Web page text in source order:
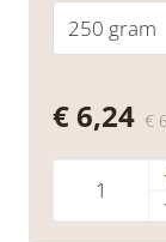
250 gram
€ 6,24 €